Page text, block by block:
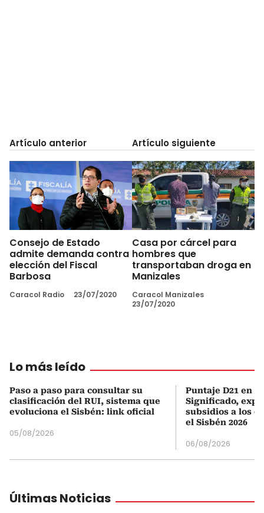
Artículo anterior
Consejo de Estado
admite demanda contra
elección del Fiscal
Barbosa
Caracol Radio 23/07/2020
Artículo siguiente
Casa por cárcel para
hombres que
transportaban droga en
Manizales
Caracol Manizales
23/07/2020
Lo más leído
Paso a paso para consultar su
clasificación del RUI, sistema que
evoluciona el Sisbén: link oficial
05/08/2026
Puntaje D21 en
Significado,
subsidios a los
el Sisbén 2026
06/08/2026
Últimas Noticias